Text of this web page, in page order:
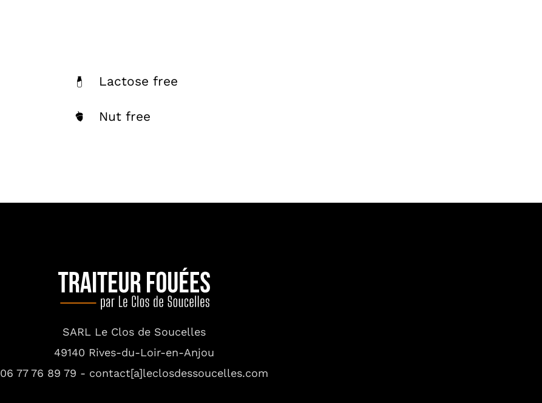
Lactose free
Nut free
SARL Le Clos de Soucelles
49140 Rives-du-Loir-en-Anjou
06 77 76 89 79 - contact[a]leclosdessoucelles.com